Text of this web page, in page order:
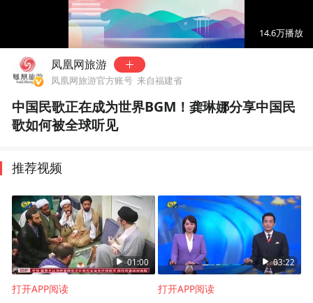
00:50
14.6万播放
凤凰网旅游
凤凰网旅游官方账号 来自福建省
中国民歌正在成为世界BGM！龚琳娜分享中国民
歌如何被全球听见
推荐视频
01:00
打开APP阅读
03:22
打开APP阅读